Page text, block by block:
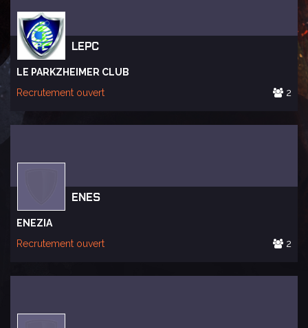
LEPC
LE PARKZHEIMER CLUB
Recrutement ouvert
2
ENES
ENEZIA
Recrutement ouvert
2